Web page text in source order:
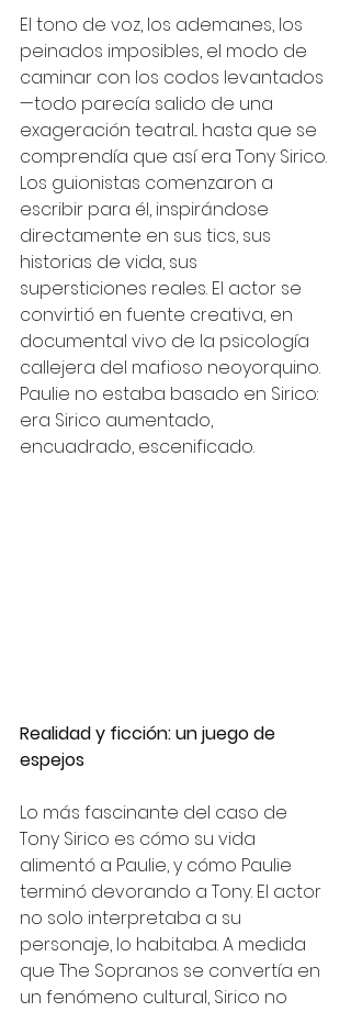
El tono de voz, los ademanes, los
peinados imposibles, el modo de
caminar con los codos levantados
—todo parecía salido de una
exageración teatral... hasta que se
comprendía que así era Tony Sirico.
Los guionistas comenzaron a
escribir para él, inspirándose
directamente en sus tics, sus
historias de vida, sus
supersticiones reales. El actor se
convirtió en fuente creativa, en
documental vivo de la psicología
callejera del mafioso neoyorquino.
Paulie no estaba basado en Sirico:
era Sirico aumentado,
encuadrado, escenificado.
Realidad y ficción: un juego de
espejos
Lo más fascinante del caso de
Tony Sirico es cómo su vida
alimentó a Paulie, y cómo Paulie
terminó devorando a Tony. El actor
no solo interpretaba a su
personaje, lo habitaba. A medida
que The Sopranos se convertía en
un fenómeno cultural, Sirico no